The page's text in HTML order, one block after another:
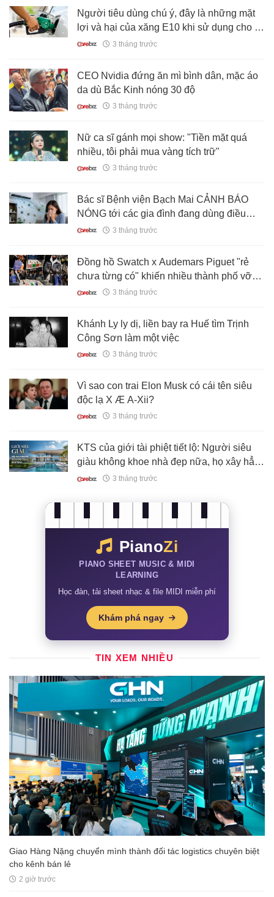
Người tiêu dùng chú ý, đây là những mặt
lợi và hại của xăng E10 khi sử dụng cho ô
tô
3 tháng trước
CEO Nvidia đứng ăn mì bình dân, mặc áo
da dù Bắc Kinh nóng 30 độ
3 tháng trước
Nữ ca sĩ gánh mọi show: "Tiền mặt quá
nhiều, tôi phải mua vàng tích trữ"
3 tháng trước
Bác sĩ Bệnh viện Bạch Mai CẢNH BÁO
NÓNG tới các gia đình đang dùng điều
hòa trên cả nước
3 tháng trước
Đồng hồ Swatch x Audemars Piguet "rẻ
chưa từng có" khiến nhiều thành phố vỡ
trận
3 tháng trước
Khánh Ly ly dị, liền bay ra Huế tìm Trịnh
Công Sơn làm một việc
3 tháng trước
Vì sao con trai Elon Musk có cái tên siêu
độc lạ X Æ A-Xii?
3 tháng trước
KTS của giới tài phiệt tiết lộ: Người siêu
giàu không khoe nhà đẹp nữa, họ xây hẳn
một ngôi đền để trùng tu cơ thể
3 tháng trước
PianoZi
PIANO SHEET MUSIC & MIDI
LEARNING
Học đàn, tải sheet nhạc & file MIDI miễn phí
Khám phá ngay
TIN XEM NHIỀU
Giao Hàng Nặng chuyển mình thành đối tác logistics chuyên biệt
cho kênh bán lẻ
2 giờ trước